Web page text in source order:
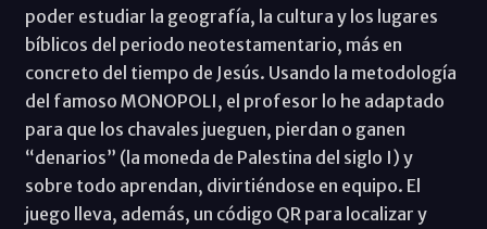
poder estudiar la geografía, la cultura y los lugares
bíblicos del periodo neotestamentario, más en
concreto del tiempo de Jesús. Usando la metodología
del famoso MONOPOLI, el profesor lo he adaptado
para que los chavales jueguen, pierdan o ganen
“denarios” (la moneda de Palestina del siglo I) y
sobre todo aprendan, divirtiéndose en equipo. El
juego lleva, además, un código QR para localizar y